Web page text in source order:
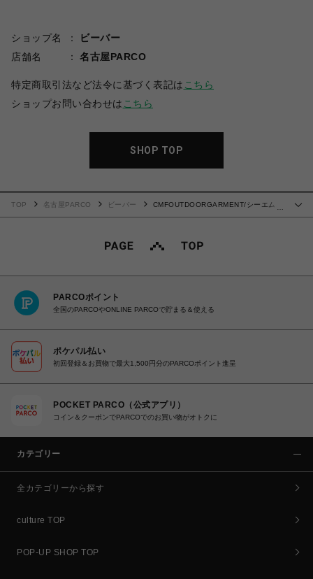
ショップ名
ビーバー
店舗名
名古屋PARCO
特定商取引法など法令に基づく表記は こちら
ショップお問い合わせは こちら
SHOP TOP
…
TOP 名古屋PARCO ビーバー
CMFOUTDOORGARMENT/シーエムエ
PARCOポイント
全国のPARCOやONLINE PARCOで貯まる＆使える
ポケパル払い
初回登録＆お買物で最大1,500円分のPARCOポイント進呈
POCKET PARCO（公式アプリ）
コイン＆クーポンでPARCOでのお買い物がオトクに
カテゴリー
全カテゴリーから探す
culture TOP
POP-UP SHOP TOP